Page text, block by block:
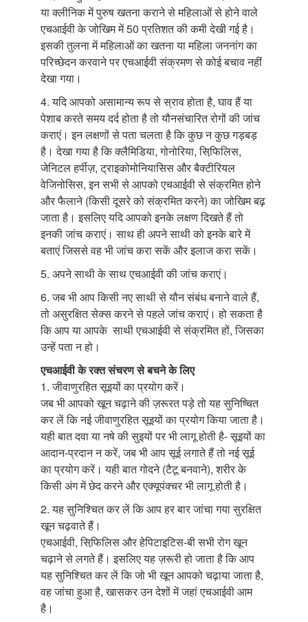
या क्लीनिक में पुरुष खतना कराने से महिलाओं से होने वाले
एचआईवी के जोखिम में 50 प्रतिशत की कमी देखी गई है।
इसकी तुलना में महिलाओं का खतना या महिला जननांग का
परिच्छेदन करवाने पर एचआईवी संक्रमण से कोई बचाव नहीं
देखा गया।
4. यदि आपको असामान्य रूप से स्राव होता है, घाव हैं या
पेशाब करते समय दर्द होता है तो यौनसंचारित रोगों की जांच
कराएं। इन लक्षणों से पता चलता है कि कुछ न कुछ गड़बड़
है। देखा गया है कि क्लैमिडिया, गोनोरिया, सिफि़लिस,
जेनिटल हर्पीज़, ट्राइकोमोनियासिस और बैक्टीरियल
वेजिनोसिस, इन सभी से आपको एचआईवी से संक्रमित होने
और फैलाने (किसी दूसरे को संक्रमित करने) का जोखिम बढ़
जाता है। इसलिए यदि आपको इनके लक्षण दिखते हैं तो
इनकी जांच कराएं। साथ ही अपने साथी को इनके बारे में
बताएं जिससे वह भी जांच करा सकें और इलाज करा सकें।
5. अपने साथी के साथ एचआईवी की जांच कराएं।
6. जब भी आप किसी नए साथी से यौन संबंध बनाने वाले हैं,
तो असुरक्षित सेक्स करने से पहले जांच कराएं। हो सकता है
कि आप या आपके साथी एचआईवी से संक्रमित हों, जिसका
उन्हें पता न हो।
एचआईवी के रक्त संचरण से बचने के लिए
1. जीवाणुरहित सूइयों का प्रयोग करें।
जब भी आपको खून चढ़ाने की ज़रूरत पड़े तो यह सुनिष्चित
कर लें कि नई जीवाणुरहित सूइयों का प्रयोग किया जाता है।
यही बात दवा या नषे की सुइयों पर भी लागू होती है- सूइयों का
आदान-प्रदान न करें, जब भी आप सूई लगाते हैं तो नई सूई
का प्रयोग करें। यही बात गोदने (टैटू बनवाने), शरीर के
किसी अंग में छेद करने और एक्यूपंक्चर भी लागू होती है।
2. यह सुनिश्चित कर लें कि आप हर बार जांचा गया सुरक्षित
खून चढ़वाते हैं।
एचआईवी, सिफि़लिस और हेपिटाइटिस-बी सभी रोग खून
चढ़ाने से लगते हैं। इसलिए यह ज़रूरी हो जाता है कि आप
यह सुनिश्चित कर लें कि जो भी खून आपको चढ़ाया जाता है,
वह जांचा हुआ है, खासकर उन देशों में जहां एचआईवी आम
है।